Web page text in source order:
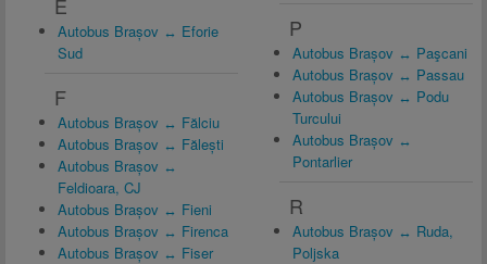
Autobus Brașov ↔ Eforie
Sud
F
Autobus Brașov ↔ Fălciu
Autobus Brașov ↔ Fălești
Autobus Brașov ↔
Feldioara, CJ
Autobus Brașov ↔ Fieni
Autobus Brașov ↔ Firenca
Autobus Brașov ↔ Fiser
P
Autobus Brașov ↔ Paşcani
Autobus Brașov ↔ Passau
Autobus Brașov ↔ Podu
Turcului
Autobus Brașov ↔
Pontarlier
R
Autobus Brașov ↔ Ruda,
Poljska